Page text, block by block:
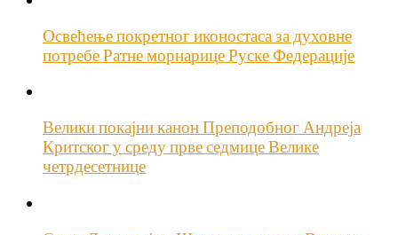
Освећење покретног иконостаса за духовне
потребе Ратне морнарице Руске Федерације
Велики покајни канон Преподобног Андреја
Критског у среду прве седмице Велике
четрдесетнице